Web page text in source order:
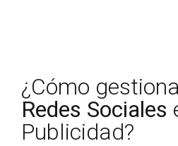
¿Cómo
Redes Sociales
Publicidad?